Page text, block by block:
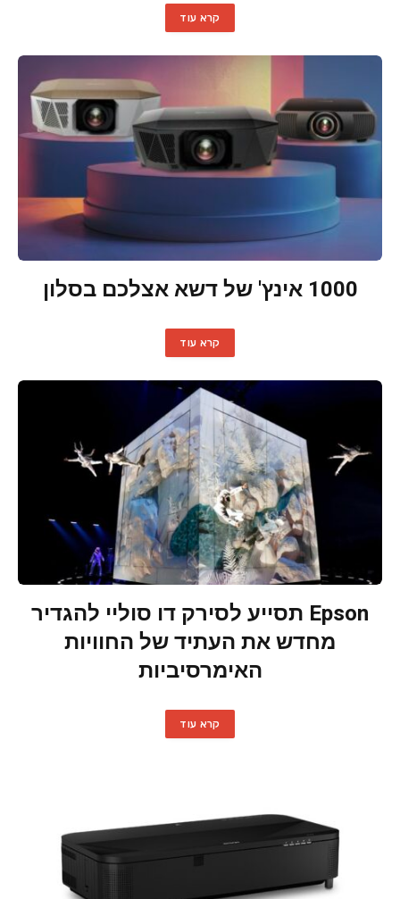
קרא עוד
1000 אינץ' של דשא אצלכם בסלון
קרא עוד
Epson תסייע לסירק דו סוליי להגדיר
מחדש את העתיד של החוויות
האימרסיביות
קרא עוד